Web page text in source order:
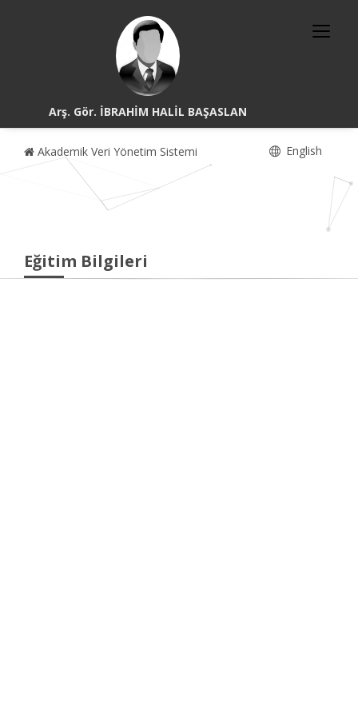
Arş. Gör. İBRAHİM HALİL BAŞASLAN
Akademik Veri Yönetim Sistemi English
Eğitim Bilgileri